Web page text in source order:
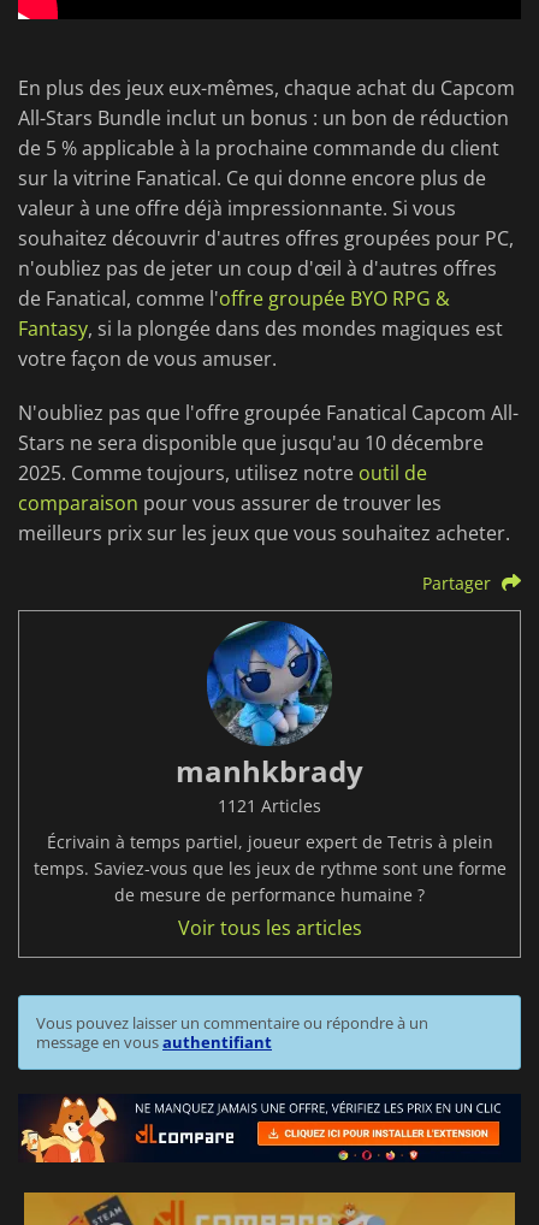
En plus des jeux eux-mêmes, chaque achat du Capcom
All-Stars Bundle inclut un bonus : un bon de réduction
de 5 % applicable à la prochaine commande du client
sur la vitrine Fanatical. Ce qui donne encore plus de
valeur à une offre déjà impressionnante. Si vous
souhaitez découvrir d'autres offres groupées pour PC,
n'oubliez pas de jeter un coup d'œil à d'autres offres
de Fanatical, comme l'offre groupée BYO RPG &
Fantasy, si la plongée dans des mondes magiques est
votre façon de vous amuser.
N'oubliez pas que l'offre groupée Fanatical Capcom All-
Stars ne sera disponible que jusqu'au 10 décembre
2025. Comme toujours, utilisez notre outil de
comparaison pour vous assurer de trouver les
meilleurs prix sur les jeux que vous souhaitez acheter.
Partager
manhkbrady
1121 Articles
Écrivain à temps partiel, joueur expert de Tetris à plein
temps. Saviez-vous que les jeux de rythme sont une forme
de mesure de performance humaine ?
Voir tous les articles
Vous pouvez laisser un commentaire ou répondre à un
message en vousauthentifiant